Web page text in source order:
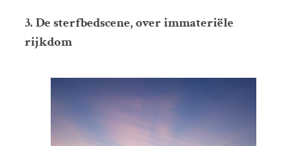
3. De sterfbedscene, over immateriële
rijkdom